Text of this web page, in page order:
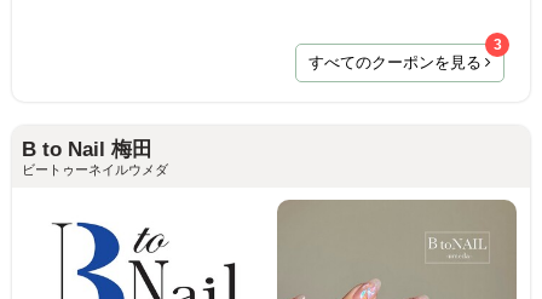
すべてのクーポンを見る
3
B to Nail 梅田
ビートゥーネイルウメダ